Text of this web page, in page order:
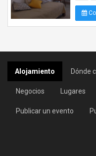
Alojamiento Dónde
Negocios Lugares
Publicar un evento